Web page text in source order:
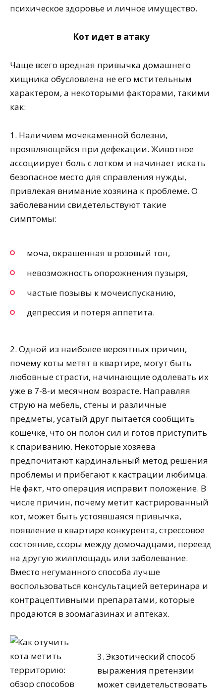
психическое здоровье и личное имущество.
Кот идет в атаку
Чаще всего вредная привычка домашнего
хищника обусловлена не его мстительным
характером, а некоторыми факторами, такими
как:
1. Наличием мочекаменной болезни,
проявляющейся при дефекации. Животное
ассоциирует боль с лотком и начинает искать
безопасное место для справления нужды,
привлекая внимание хозяина к проблеме. О
заболевании свидетельствуют такие
симптомы:
моча, окрашенная в розовый тон,
невозможность опорожнения пузыря,
частые позывы к мочеиспусканию,
депрессия и потеря аппетита.
2. Одной из наиболее вероятных причин,
почему коты метят в квартире, могут быть
любовные страсти, начинающие одолевать их
уже в 7-8-и месячном возрасте. Направляя
струю на мебель, стены и различные
предметы, усатый друг пытается сообщить
кошечке, что он полон сил и готов приступить
к спариванию. Некоторые хозяева
предпочитают кардинальный метод решения
проблемы и прибегают к кастрации любимца.
Не факт, что операция исправит положение. В
числе причин, почему метит кастрированный
кот, может быть устоявшаяся привычка,
появление в квартире конкурента, стрессовое
состояние, ссоры между домочадцами, переезд
на другую жилплощадь или заболевание.
Вместо негуманного способа лучше
воспользоваться консультацией ветеринара и
контрацептивными препаратами, которые
продаются в зоомагазинах и аптеках.
3. Экзотический способ
выражения претензии
может свидетельствовать